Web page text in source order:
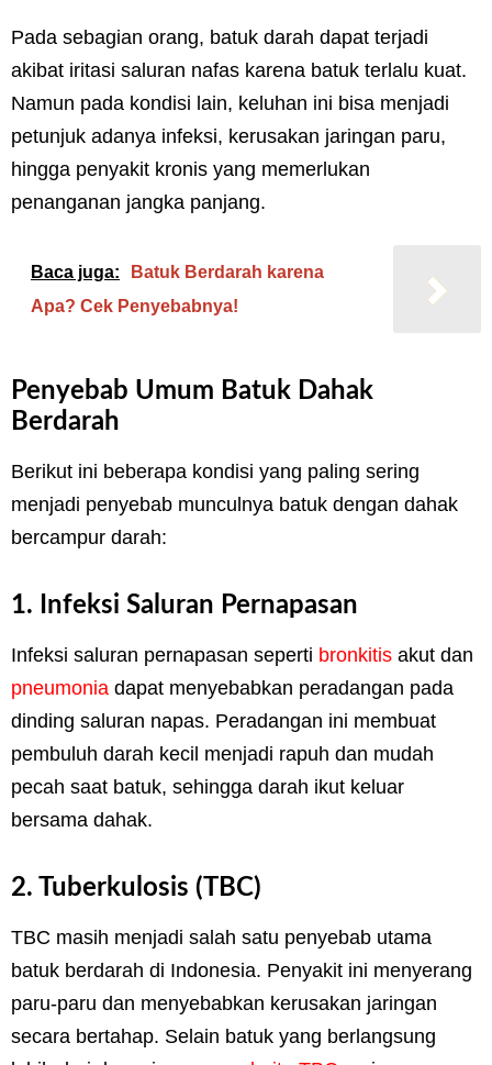
Pada sebagian orang, batuk darah dapat terjadi
akibat iritasi saluran nafas karena batuk terlalu kuat.
Namun pada kondisi lain, keluhan ini bisa menjadi
petunjuk adanya infeksi, kerusakan jaringan paru,
hingga penyakit kronis yang memerlukan
penanganan jangka panjang.
Baca juga:
Batuk Berdarah karena
Apa? Cek Penyebabnya!
Penyebab Umum Batuk Dahak
Berdarah
Berikut ini beberapa kondisi yang paling sering
menjadi penyebab munculnya batuk dengan dahak
bercampur darah:
1. Infeksi Saluran Pernapasan
Infeksi saluran pernapasan seperti bronkitis akut dan
pneumonia dapat menyebabkan peradangan pada
dinding saluran napas. Peradangan ini membuat
pembuluh darah kecil menjadi rapuh dan mudah
pecah saat batuk, sehingga darah ikut keluar
bersama dahak.
2. Tuberkulosis (TBC)
TBC masih menjadi salah satu penyebab utama
batuk berdarah di Indonesia. Penyakit ini menyerang
paru-paru dan menyebabkan kerusakan jaringan
secara bertahap. Selain batuk yang berlangsung